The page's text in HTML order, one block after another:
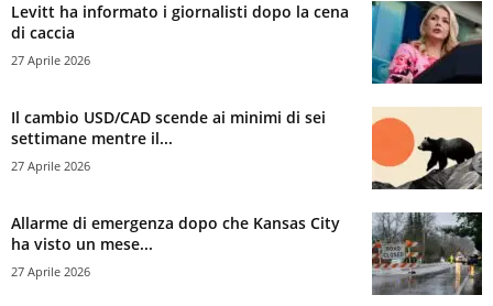
Levitt ha informato i giornalisti dopo la cena
di caccia
27 Aprile 2026
Il cambio USD/CAD scende ai minimi di sei
settimane mentre il...
27 Aprile 2026
Allarme di emergenza dopo che Kansas City
ha visto un mese...
27 Aprile 2026